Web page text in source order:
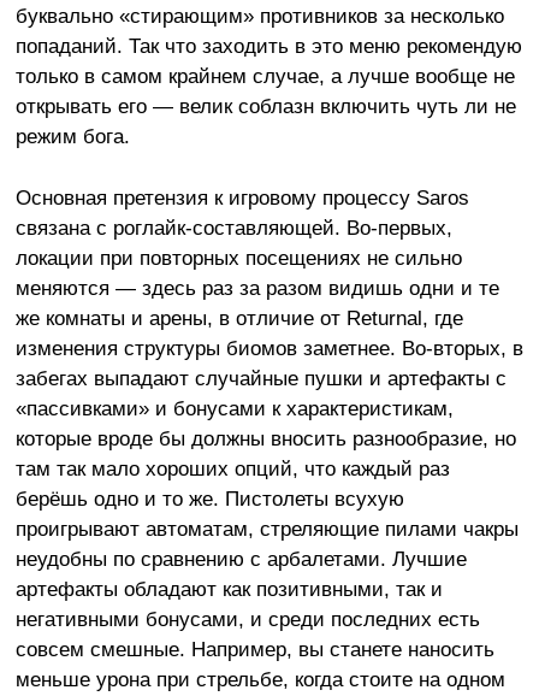
буквально «стирающим» противников за несколько
попаданий. Так что заходить в это меню рекомендую
только в самом крайнем случае, а лучше вообще не
открывать его — велик соблазн включить чуть ли не
режим бога.
Основная претензия к игровому процессу Saros
связана с роглайк-составляющей. Во-первых,
локации при повторных посещениях не сильно
меняются — здесь раз за разом видишь одни и те
же комнаты и арены, в отличие от Returnal, где
изменения структуры биомов заметнее. Во-вторых, в
забегах выпадают случайные пушки и артефакты с
«пассивками» и бонусами к характеристикам,
которые вроде бы должны вносить разнообразие, но
там так мало хороших опций, что каждый раз
берёшь одно и то же. Пистолеты всухую
проигрывают автоматам, стреляющие пилами чакры
неудобны по сравнению с арбалетами. Лучшие
артефакты обладают как позитивными, так и
негативными бонусами, и среди последних есть
совсем смешные. Например, вы станете наносить
меньше урона при стрельбе, когда стоите на одном